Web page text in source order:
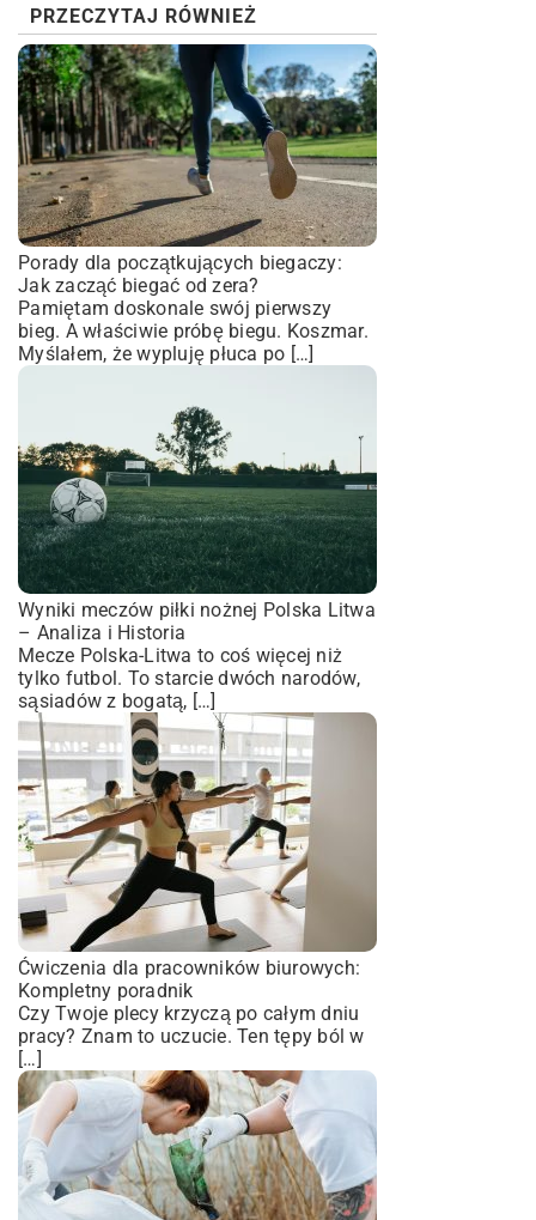
PRZECZYTAJ RÓWNIEŻ
Porady dla początkujących biegaczy:
Jak zacząć biegać od zera?
Pamiętam doskonale swój pierwszy
bieg. A właściwie próbę biegu. Koszmar.
Myślałem, że wypluję płuca po […]
Wyniki meczów piłki nożnej Polska Litwa
– Analiza i Historia
Mecze Polska-Litwa to coś więcej niż
tylko futbol. To starcie dwóch narodów,
sąsiadów z bogatą, […]
Ćwiczenia dla pracowników biurowych:
Kompletny poradnik
Czy Twoje plecy krzyczą po całym dniu
pracy? Znam to uczucie. Ten tępy ból w
[…]